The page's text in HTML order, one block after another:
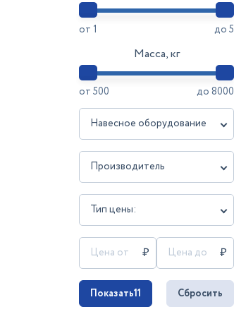
от 1 до 5
Масса, кг
от 500 до 8000
Навесное оборудование
Производитель
Тип цены:
Показать11 Сбросить